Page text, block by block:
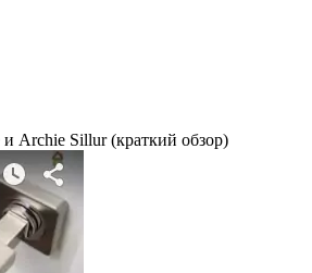
Archie Sillur (краткий обзор)